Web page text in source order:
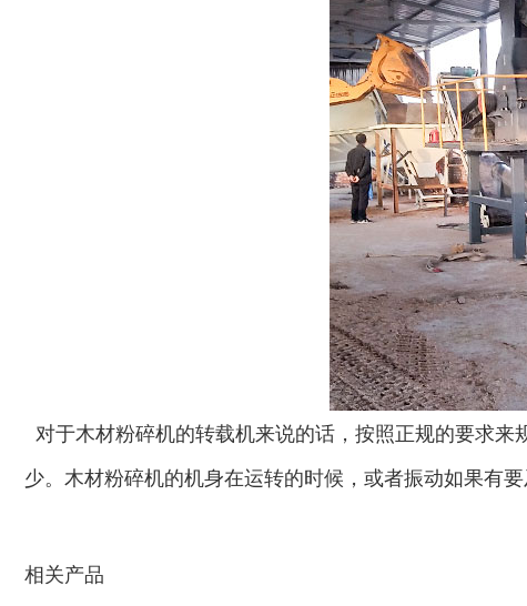
对于木材粉碎机的转载机来说的话，按照正规的要求
少。木材粉碎机的机身在运转的时候，或者振动如果有要
相关产品